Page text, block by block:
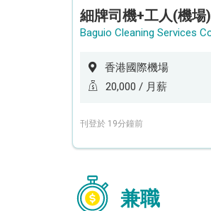
細牌司機+工人(機場)
香港國際機場
20,000 / 月薪
刊登於 19分鐘前
兼職